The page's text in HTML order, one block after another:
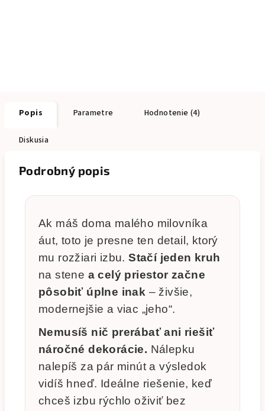
Popis Parametre Hodnotenie (4)
Diskusia
Podrobný popis
Ak máš doma malého milovníka
áut, toto je presne ten detail, ktorý
mu rozžiari izbu.Stačí jeden kruh
na stene a celý priestor začne
pôsobiť úplne inak – živšie,
modernejšie a viac „jeho“.
Nemusíš nič prerábať ani riešiť
náročné dekorácie. Nálepku
nalepíš za pár minút a výsledok
vidíš hneď. Ideálne riešenie, keď
chceš izbu rýchlo oživiť bez